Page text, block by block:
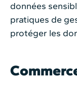
données
pratiques de
protéger les